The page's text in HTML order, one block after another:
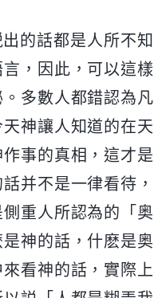
的話都是人所不知
，因此，可以這樣
多數人都錯認為凡
神讓人知道的在天
作事的真相，這才是
并不是一律看待，
重人所認為的「奥
神的話，什麽是奥
看神的話，實際上